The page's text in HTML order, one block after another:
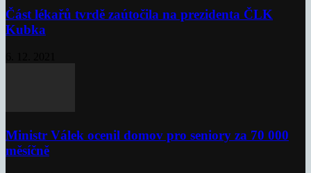
Část lékařů tvrdě zaútočila na prezidenta ČLK
Kubka
Ministr Válek ocenil domov pro seniory za 70 000
měsíčně